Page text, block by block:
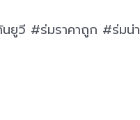
วี #ร่มราคาถูก #ร่มน่า